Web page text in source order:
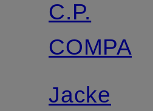
C.P.
COMPANY
Jacke